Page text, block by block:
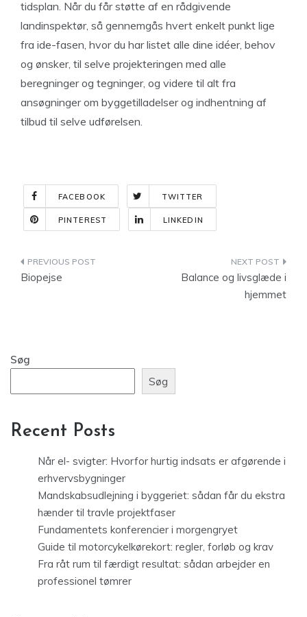
tidsplan. Når du får støtte af en rådgivende
landinspektør, så gennemgås hvert enkelt punkt lige
fra ide-fasen, hvor du har listet alle dine idéer, behov
og ønsker, til selve projekteringen med alle
beregninger og tegninger, og videre til alt fra
ansøgninger om byggetilladelser og indhentning af
tilbud til selve udførelsen.
FACEBOOK TWITTER
PINTEREST LINKEDIN
Indlægsnavigation
Biopejse
Balance og livsglæde i
hjemmet
Søg
Søg
Recent Posts
Når el- svigter: Hvorfor hurtig indsats er afgørende i
erhvervsbygninger
Mandskabsudlejning i byggeriet: sådan får du ekstra
hænder til travle projektfaser
Fundamentets konferencier i morgengryet
Guide til motorcykelkørekort: regler, forløb og krav
Fra råt rum til færdigt resultat: sådan arbejder en
professionel tømrer